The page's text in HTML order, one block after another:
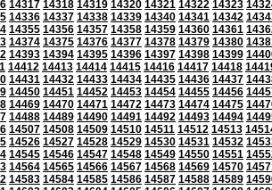
14317 14318 14319 14320 14321 14322 14323
14336 14337 14338 14339 14340 14341 14342
14355 14356 14357 14358 14359 14360 14361
14374 14375 14376 14377 14378 14379 14380
14393 14394 14395 14396 14397 14398 14399
14412 14413 14414 14415 14416 14417 14418
14431 14432 14433 14434 14435 14436 14437
14450 14451 14452 14453 14454 14455 14456
14469 14470 14471 14472 14473 14474 14475
14488 14489 14490 14491 14492 14493 14494
14507 14508 14509 14510 14511 14512 14513
14526 14527 14528 14529 14530 14531 14532
14545 14546 14547 14548 14549 14550 14551
14564 14565 14566 14567 14568 14569 14570
14583 14584 14585 14586 14587 14588 14589